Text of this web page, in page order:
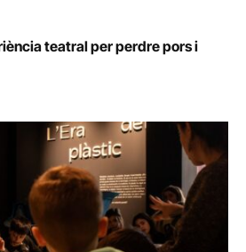
teatral per perdre pors i